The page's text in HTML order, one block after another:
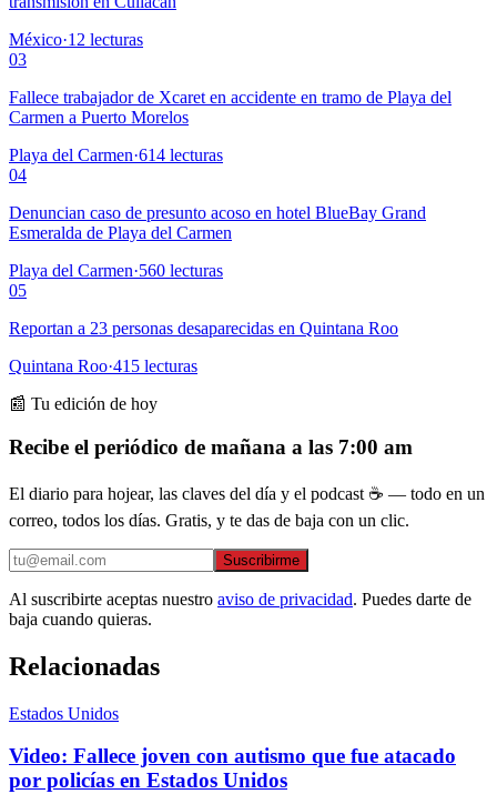
México·12 lecturas
03
Fallece trabajador de Xcaret en accidente en tramo de Playa del
Carmen a Puerto Morelos
Playa del Carmen·614 lecturas
04
Denuncian caso de presunto acoso en hotel BlueBay Grand
Esmeralda de Playa del Carmen
Playa del Carmen·560 lecturas
05
Reportan a 23 personas desaparecidas en Quintana Roo
Quintana Roo·415 lecturas
📰 Tu edición de hoy
Recibe el periódico de mañana a las 7:00 am
El diario para hojear, las claves del día y el podcast ☕ — todo en un
correo, todos los días. Gratis, y te das de baja con un clic.
Suscribirme
Al suscribirte aceptas nuestro aviso de privacidad. Puedes darte de
baja cuando quieras.
Relacionadas
Estados Unidos
Video: Fallece joven con autismo que fue atacado
por policías en Estados Unidos